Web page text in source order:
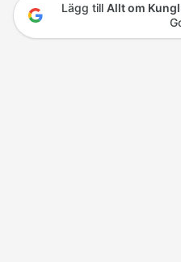
Lägg till Allt om